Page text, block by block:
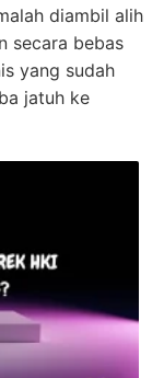
diambil alih
secara bebas
yang sudah
jatuh ke